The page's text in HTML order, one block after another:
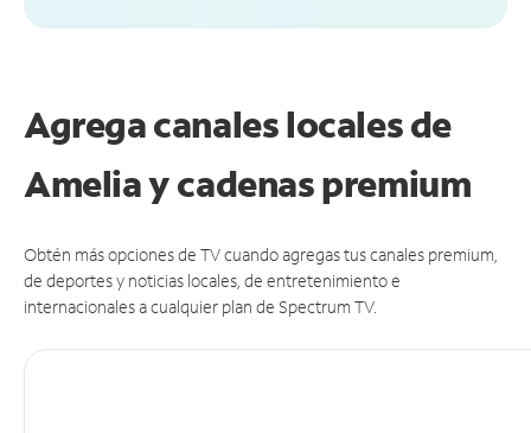
Agrega canales locales de
Amelia y cadenas premium
Obtén más opciones de TV cuando agregas tus canales premium,
de deportes y noticias locales, de entretenimiento e
internacionales a cualquier plan de Spectrum TV.